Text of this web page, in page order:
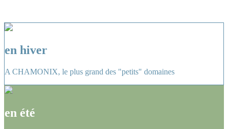
en hiver
A CHAMONIX, le plus grand des "petits" domaines
en été